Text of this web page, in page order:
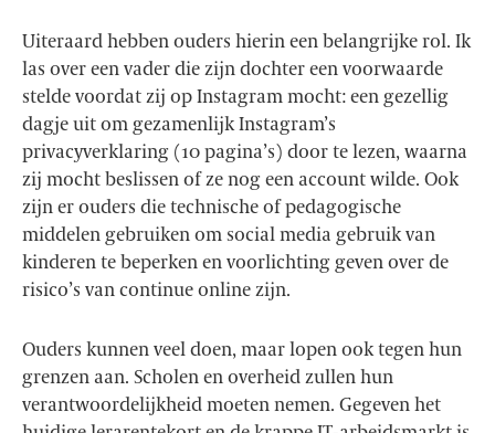
Uiteraard hebben ouders hierin een belangrijke rol. Ik
las over een vader die zijn dochter een voorwaarde
stelde voordat zij op Instagram mocht: een gezellig
dagje uit om gezamenlijk Instagram’s
privacyverklaring (10 pagina’s) door te lezen, waarna
zij mocht beslissen of ze nog een account wilde. Ook
zijn er ouders die technische of pedagogische
middelen gebruiken om social media gebruik van
kinderen te beperken en voorlichting geven over de
risico’s van continue online zijn.
Ouders kunnen veel doen, maar lopen ook tegen hun
grenzen aan. Scholen en overheid zullen hun
verantwoordelijkheid moeten nemen. Gegeven het